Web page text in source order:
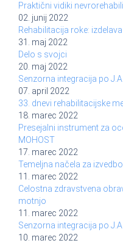
Praktični vidiki
02. junij 2022
Rehabilitacija roke:
31. maj 2022
Delo s svojci
20. maj 2022
Senzorna integracija po
07. april 2022
33. dnevi rehabilitacijske
18. marec 2022
Presejalni instrument za
MOHOST
17. marec 2022
Temeljna načela za
11. marec 2022
Celostna zdravstvena
motnjo
11. marec 2022
Senzorna integracija po
10. marec 2022